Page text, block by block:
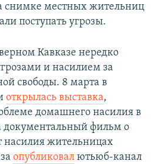
снимке местных жительниц
поступать угрозы.
Кавказе нередко
и насилием за
свободы. 8 марта в
открылась выставка,
домашнего насилия в
документальный фильм о
насилия жительницах
опубликовалютьюб-канал